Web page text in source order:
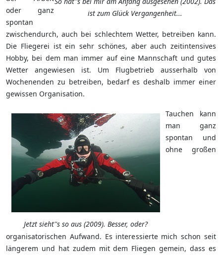
ist zum Glück Vergangenheit...
oder ganz
spontan
zwischendurch, auch bei schlechtem Wetter, betreiben kann.
Die Fliegerei ist ein sehr schönes, aber auch zeitintensives
Hobby, bei dem man immer auf eine Mannschaft und gutes
Wetter angewiesen ist. Um Flugbetrieb ausserhalb von
Wochenenden zu betreiben, bedarf es deshalb immer einer
gewissen Organisation.
Jetzt sieht''s so aus (2009). Besser, oder?
Tauchen kann
man ganz
spontan und
ohne großen
organisatorischen Aufwand. Es interessierte mich schon seit
längerem und hat zudem mit dem Fliegen gemein, dass es